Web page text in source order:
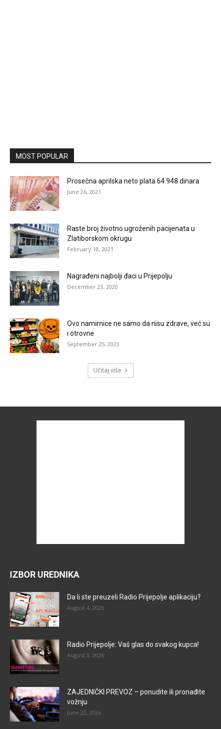
MOST POPULAR
Prosečna aprilska neto plata 64.948 dinara
June 26, 2021
Raste broj životno ugroženih pacijenata u
Zlatiborskom okrugu
February 18, 2021
Nagrađeni najbolji đaci u Prijepolju
December 23, 2020
Ovo namirnice ne samo da nisu zdrave, već su
i otrovne
September 25, 2023
Učitaj više
IZBOR UREDNIKA
Da li ste preuzeli Radio Prijepolje aplikaciju?
August 4, 2026
Radio Prijepolje: Vaš glas do svakog kupca!
August 3, 2026
ZAJEDNIČKI PREVOZ – ponudite ili pronađite
vožnju
June 22, 2026